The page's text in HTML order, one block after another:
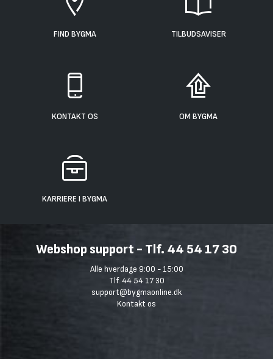
FIND BYGMA TILBUDSAVISER
KONTAKT OS OM BYGMA
KARRIERE I BYGMA
Webshop support - Tlf. 44 54 17 30
Alle hverdage 9:00 - 15:00
Tlf. 44 54 17 30
support@bygmaonline.dk
Kontakt os